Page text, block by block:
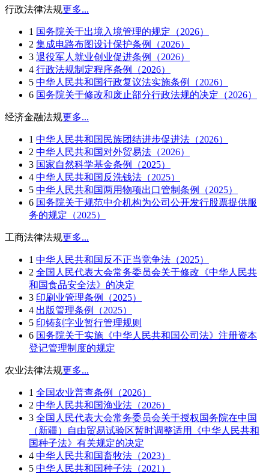
行政法律法规更多...
1 国务院关于出境入境管理的规定（2026）
2 集成电路布图设计保护条例（2026）
3 退役军人就业创业促进条例（2026）
4 行政法规制定程序条例（2026）
5 中华人民共和国行政复议法实施条例（2026）
6 国务院关于修改和废止部分行政法规的决定（2026）
经济金融法规更多...
1 中华人民共和国民族团结进步促进法（2026）
2 中华人民共和国对外贸易法（2026）
3 国家自然科学基金条例（2025）
4 中华人民共和国反洗钱法（2025）
5 中华人民共和国两用物项出口管制条例（2025）
6 国务院关于规范中介机构为公司公开发行股票提供服
务的规定（2025）
工商法律法规更多...
1 中华人民共和国反不正当竞争法（2025）
2 全国人民代表大会常务委员会关于修改《中华人民共
和国食品安全法》的决定
3 印刷业管理条例（2025）
4 出版管理条例（2025）
5 印铸刻字业暂行管理规则
6 国务院关于实施《中华人民共和国公司法》注册资本
登记管理制度的规定
农业法律法规更多...
1 全国农业普查条例（2026）
2 中华人民共和国渔业法（2026）
3 全国人民代表大会常务委员会关于授权国务院在中国
（新疆）自由贸易试验区暂时调整适用《中华人民共和
国种子法》有关规定的决定
4 中华人民共和国畜牧法（2023）
5 中华人民共和国种子法（2021）